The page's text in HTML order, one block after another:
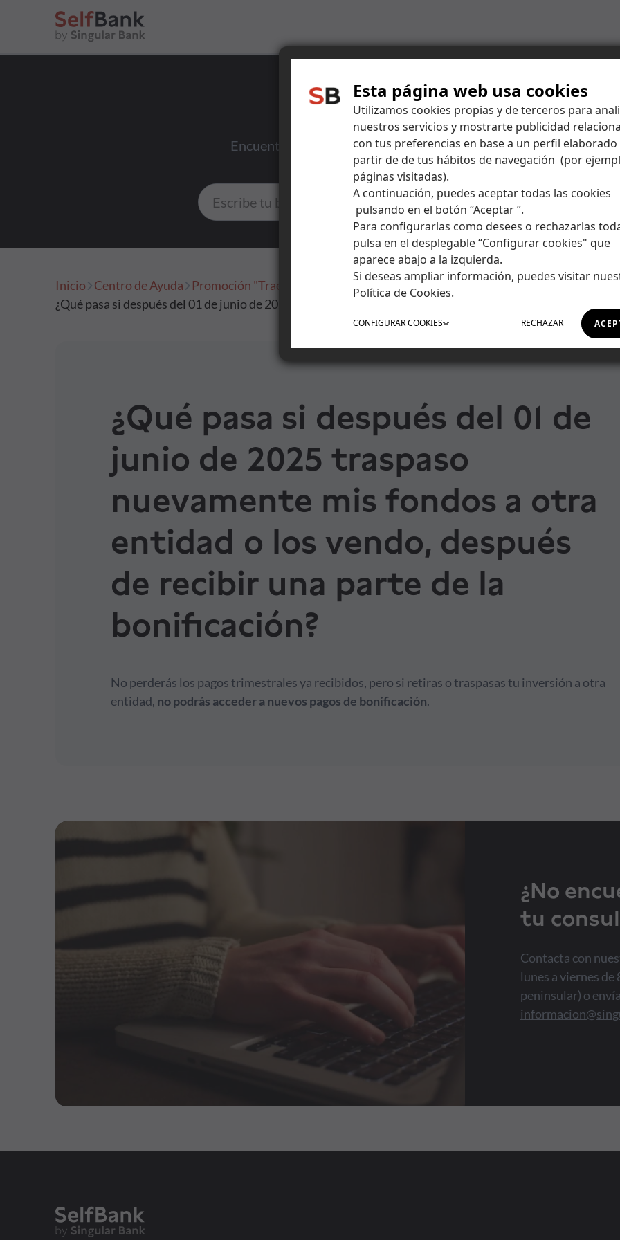
Esta página web usa cookies
Utilizamos cookies propias y de terceros para
nuestros servicios y mostrarte publicidad
con tus preferencias en base a un perfil elaborado
partir de de tus hábitos de navegación (por
páginas visitadas).
A continuación, puedes aceptar todas las cookies
pulsando en el botón “Aceptar ”.
Para configurarlas como desees o rechazarlas
pulsa en el desplegable “Configurar cookies" que
aparece abajo a la izquierda.
Si deseas ampliar información, puedes visitar
Política de Cookies.
RECHAZAR
CONFIGURARCOOKIES
Asesoramiento
Centro de ayuda
Encuentra respuestas a todas tus dudas y amplía tus
Inicio Centro de Ayuda
Promoción "Trae tus fondos a Self Bank y llévate hasta 5.000 euros"
¿Qué pasa si después del 01 de junio de 2025 traspaso nuevamente mis fondos a otra entidad o los
¿Qué pasa si después del 01 de
junio de 2025 traspaso
nuevamente mis fondos a otra
entidad o los vendo, después
de recibir una parte de la
bonificación?
No perderás los pagos trimestrales ya recibidos, pero si retiras o traspasas tu inversión a otra
entidad, no podrás acceder a nuevos pagos de bonificación.
¿No
tu
Contacta con
lunes a viernes
peninsular) o